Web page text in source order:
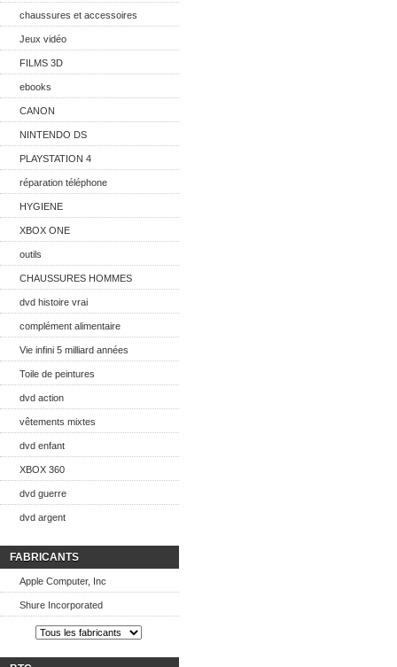
chaussures et accessoires
Jeux vidéo
FILMS 3D
ebooks
CANON
NINTENDO DS
PLAYSTATION 4
réparation téléphone
HYGIENE
XBOX ONE
outils
CHAUSSURES HOMMES
dvd histoire vrai
complément alimentaire
Vie infini 5 milliard années
Toile de peintures
dvd action
vêtements mixtes
dvd enfant
XBOX 360
dvd guerre
dvd argent
FABRICANTS
Apple Computer, Inc
Shure Incorporated